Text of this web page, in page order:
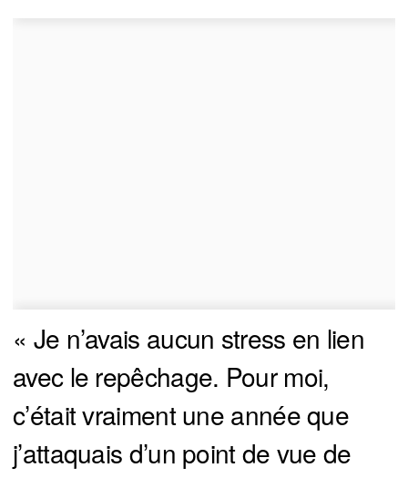
« Je n’avais aucun stress en lien
avec le repêchage. Pour moi,
c’était vraiment une année que
j’attaquais d’un point de vue de